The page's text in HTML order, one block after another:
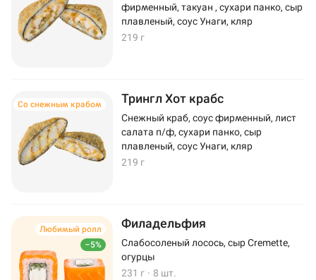
фирменный, такуан , сухари панко, сыр
плавленый, соус Унаги, кляр
219 г
Со снежным крабом Трингл Хот крабс
Снежный краб, соус фирменный, лист
салата п/ф, сухари панко, сыр
плавленый, соус Унаги, кляр
219 г
–5%
Любимый ролл Филадельфия
Слабосоленый лосось, сыр Cremette,
огурцы
231 г · 8 шт.